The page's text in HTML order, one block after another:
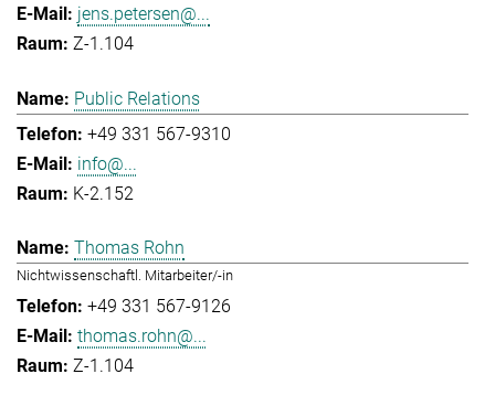
jens.petersen@...
Z-1.104
Public Relations
+49 331 567-9310
info@...
K-2.152
Thomas Rohn
Nichtwissenschaftl. Mitarbeiter/-in
+49 331 567-9126
thomas.rohn@...
Z-1.104